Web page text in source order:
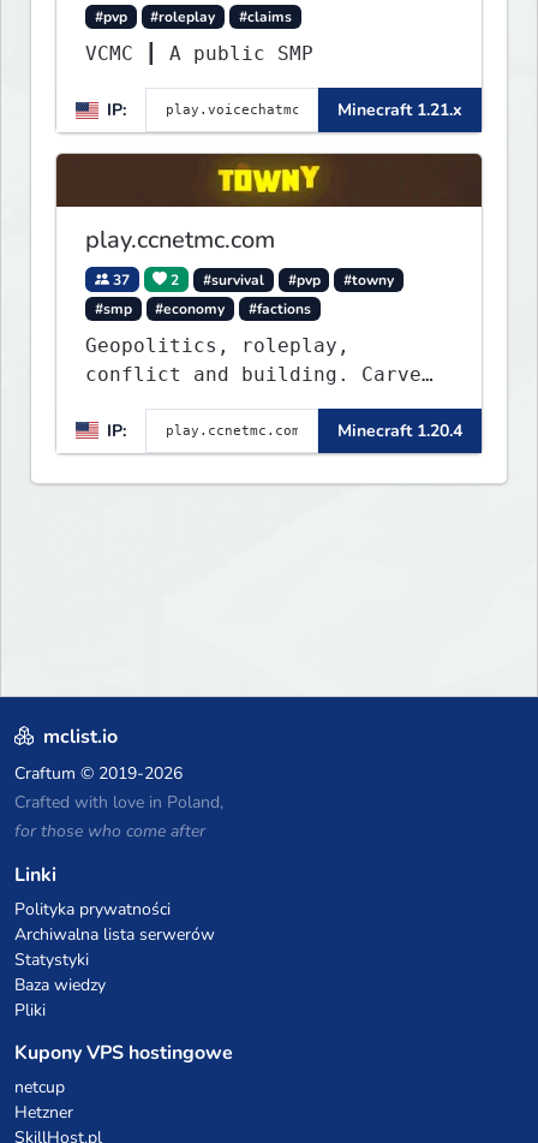
#pvp
#roleplay #claims
VCMC ┃ A public SMP
IP: Minecraft 1.21.x
play.ccnetmc.com
37 2 #survival #pvp
#towny
#smp
#economy #factions
Geopolitics, roleplay,
conflict and building. Carve
out your own story on a 1:1000
map of Earth using tanks,
warships, guns and more.
Express your creative side by
IP: Minecraft 1.20.4
mclist.io
Craftum © 2019-2026
Crafted with love in Poland,
for those who come after
Linki
Polityka prywatności
Archiwalna lista serwerów
Statystyki
Baza wiedzy
Pliki
Kupony VPS hostingowe
netcup
Hetzner
SkillHost.pl